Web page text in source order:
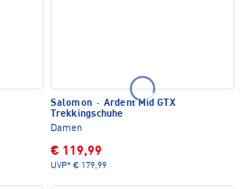
Salomon · Ardent Mid GTX
Trekkingschuhe
Damen
€ 119,99
UVP* € 179,99